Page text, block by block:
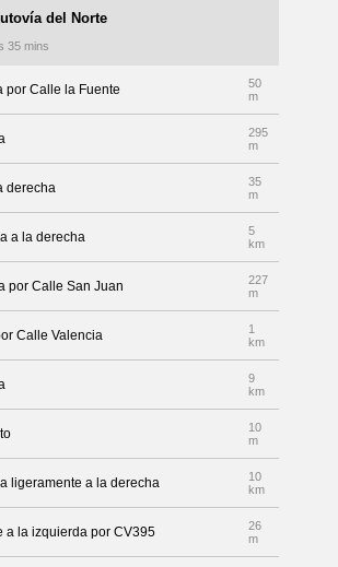
del Norte
35 mins
por Calle la Fuente
50
m
295
m
derecha
35
m
a la derecha
5
km
por Calle San Juan
227
m
Calle Valencia
1
km
9
km
10
m
ligeramente a la derecha
10
km
a la izquierda por CV395
26
m